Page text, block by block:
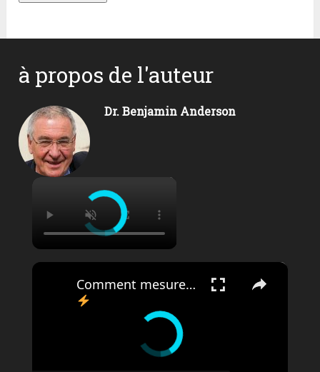
à propos de l'auteur
Dr. Benjamin Anderson
×
×
Comment mesurer une tension électrique en alternatif avec un multimètre numérique ?